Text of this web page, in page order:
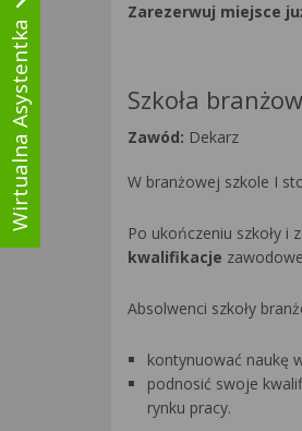
Zarezerwuj miejsce
Szkoła
Zawód: Dekarz
W branżowej szkole I
Po ukończeniu szkoły i
kwalifikacje
Absolwenci szkoły
kontynuować naukę
podnosić swoje
rynku pracy.
Wirtualna Asystentka